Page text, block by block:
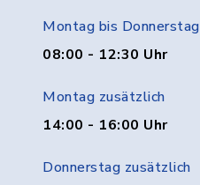
Montag bis Donnerstag
08:00 - 12:30 Uhr
Montag zusätzlich
14:00 - 16:00 Uhr
Donnerstag zusätzlich